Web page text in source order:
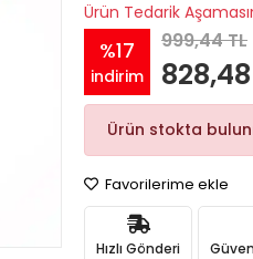
Ürün Tedarik
%17
indirim
999,44 TL
Ürün stokta
Favorilerime ekle
Hızlı Gönderi